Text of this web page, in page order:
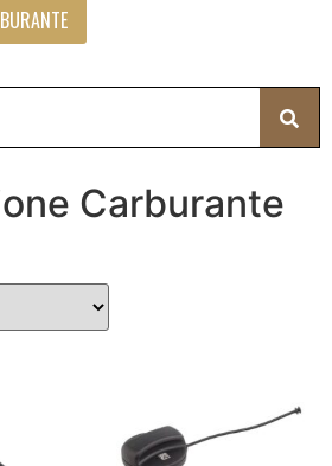
Carburante